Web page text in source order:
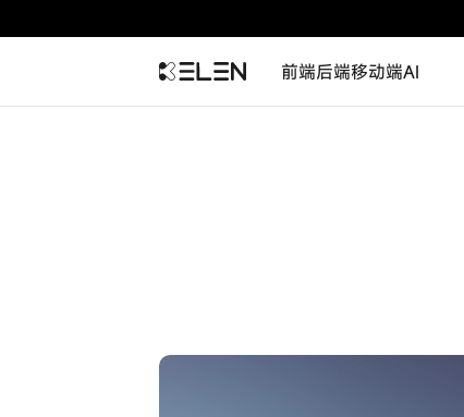
前端后端移动端AI